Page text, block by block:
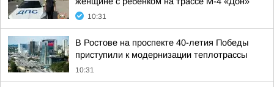
10:31
В Ростове на проспекте 40-летия Победы
приступили к модернизации теплотрассы
10:31